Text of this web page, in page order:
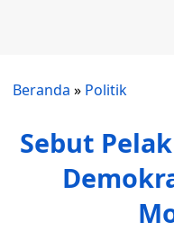
Beranda » Politik
Sebut